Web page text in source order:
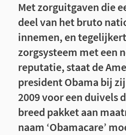
Met zorguitgaven die
deel van het bruto
innemen, en
zorgsysteem met een
reputatie, staat de
president Obama bij
2009 voor een duivels
breed pakket aan
naam ‘Obamacare’